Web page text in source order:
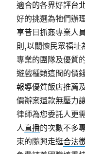
適合的各界好評台
好的挑選為牠們辦
享昔日抓姦專業人
則,以關懷民眾福址
專業的團隊及優質
遊戲種類這間的價
報導優質飯店推薦
價辦案還款無壓力
律師為您委託人更
人直播的次數不多
束的隨興走逛合法